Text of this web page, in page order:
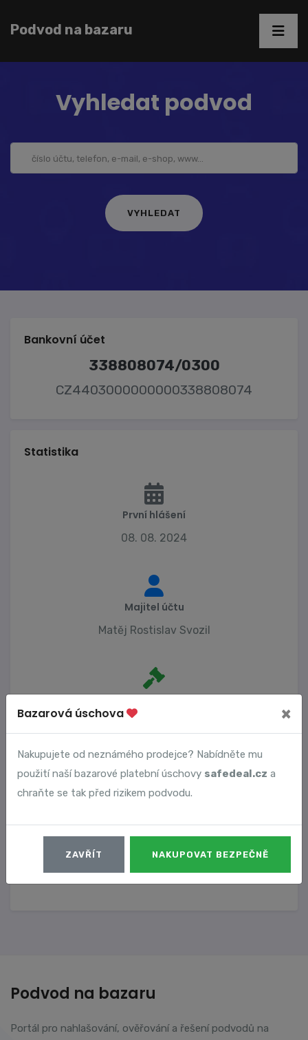
Podvod na bazaru
Vyhledat podvod
Bankovní účet
338808074/0300
CZ4403000000000338808074
Statistika
První hlášení
08. 08. 2024
Majitel účtu
Matěj Rostislav Svozil
Vyhledané podvody
Číslo podvodu Datum
11987 08. 08. 2024
Podvod na bazaru
Portál pro nahlašování, ověřování a řešení podvodů na
Bazarová úschova ×
Nakupujete od neznámého prodejce? Nabídněte mu
použití naší bazarové platební úschovy safedeal.cz a
chraňte se tak před rizikem podvodu.
ZAVŘÍT NAKUPOVAT BEZPEČNĚ